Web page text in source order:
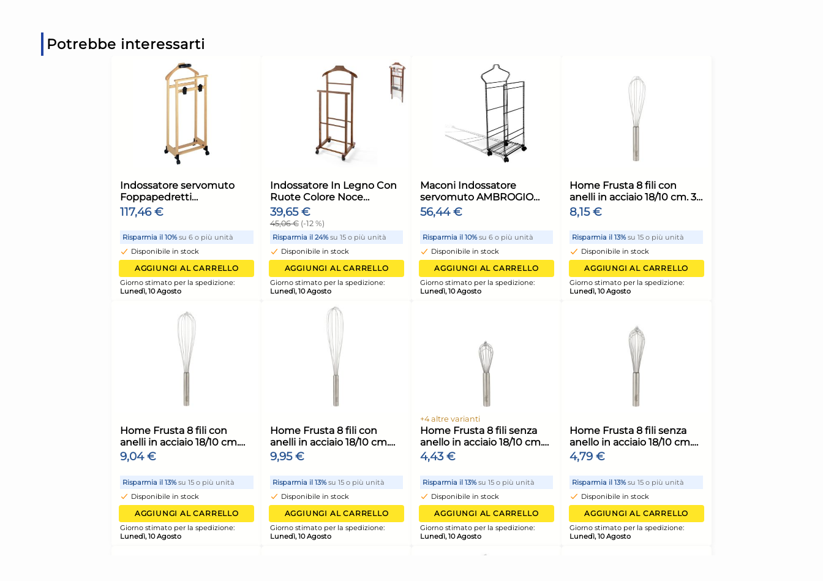
Potrebbe interessarti
Indossatore servomuto
Foppapedretti
L'INDOSSATORE, modello
390003, colore Naturale,
117,46 €
Indossatore In Legno Con
Ruote Colore Noce
39,65 €
Maconi Indossatore
servomuto AMBROGIO
Nero opaco
56,44 €